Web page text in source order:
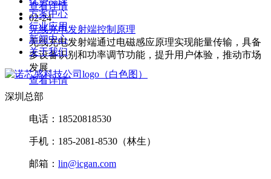
查看详情
02-24
无线充电发射端控制原理
无线充电发射端通过电磁感应原理实现能量传输，具备
多设备识别和功率调节功能，提升用户体验，推动市场
发展。
查看详情
方案中心
行业应用
新闻中心
关于我们
深圳总部
电话：18520818530
手机：185-2081-8530（林生）
邮箱： lin@icgan.com